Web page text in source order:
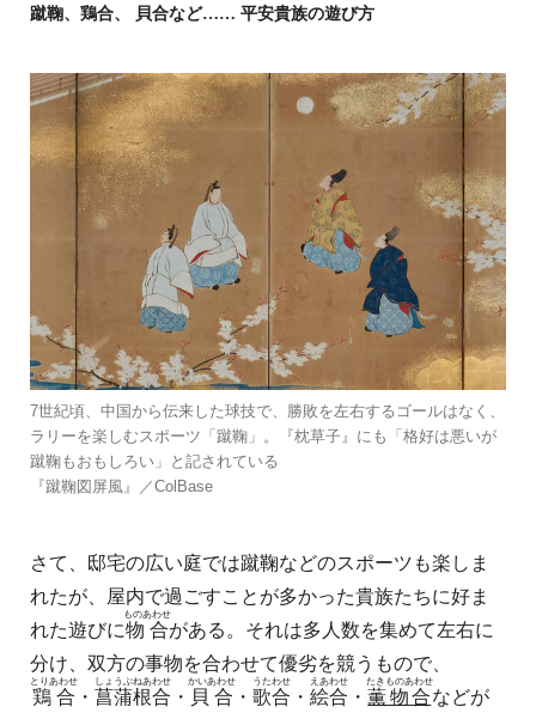
蹴鞠、鶏合、 貝合など…… 平安貴族の遊び方
7世紀頃、中国から伝来した球技で、勝敗を左右するゴールはなく、
ラリーを楽しむスポーツ「蹴鞠」。『枕草子』にも「格好は悪いが
蹴鞠もおもしろい」と記されている
『蹴鞠図屏風』／ColBase
さて、邸宅の広い庭では蹴鞠などのスポーツも楽しま
れたが、屋内で過ごすことが多かった貴族たちに好ま
れた遊びに物合
ものあわせ
がある。それは多人数を集めて左右に
分け、双方の事物を合わせて優劣を競うもので、
鶏合
とりあわせ
・ 菖蒲根合
しょうぶねあわせ
・ 貝合
かいあわせ
・ 歌合
うたわせ
・ 絵合
えあわせ
・ 薫物合
たきものあわせ
などが